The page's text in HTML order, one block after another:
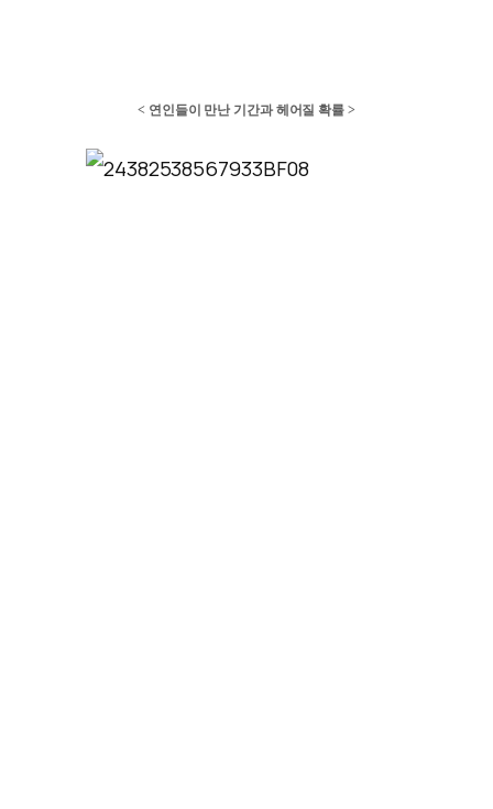
< 연인들이 만난 기간과 헤어질 확률 >